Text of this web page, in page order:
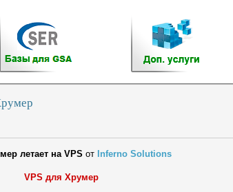
летает на VPS от Inferno Solutions
VPS для Хрумер